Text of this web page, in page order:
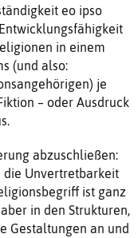
eo ipso
in einem
(und also:
je
– oder Ausdruck
abzuschließen:
die Unvertretbarkeit
ist ganz
in den Strukturen,
Gestaltungen an und